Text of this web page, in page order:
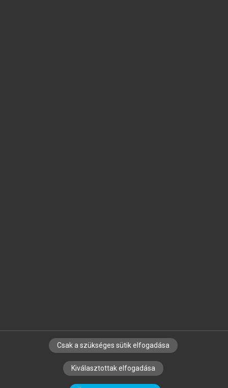
SZERZŐKNEK CÉGEKNEK KÖNYVTÁROSOKNAK
SZERKESZTÉSI ÉS LEKTORÁLÁSI ALAPELVEK
Csak a szükséges sütik elfogadása
Kiválasztottak elfogadása